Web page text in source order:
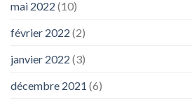
mai 2022 (10)
février 2022 (2)
janvier 2022 (3)
décembre 2021 (6)